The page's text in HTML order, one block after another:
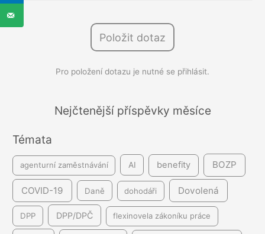
l
í
Položit dotaz
Pro položení dotazu je nutné se přihlásit.
Nejčtenější příspěvky měsíce
Témata
agenturní zaměstnávání AI benefity BOZP
COVID-19 Daně dohodáři Dovolená
DPP DPP/DPČ flexinovela zákoníku práce